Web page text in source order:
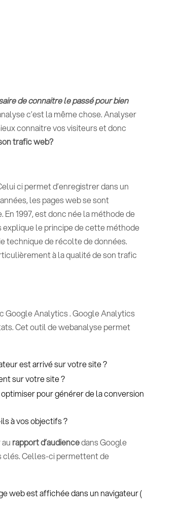
de connaitre le passé pour bien
c’est la même chose. Analyser
connaitre vos visiteurs et donc
trafic web?
ci permet d’enregistrer dans un
les pages web se sont
1997, est donc née la méthode de
explique le principe de cette méthode
technique de récolte de données.
à la qualité de son trafic
Google Analytics . Google Analytics
Cet outil de webanalyse permet
est arrivé sur votre site ?
sur votre site ?
pour générer de la conversion
à vos objectifs ?
rapport d’audiencedans Google
clés. Celles-ci permettent de
web est affichée dans un navigateur (